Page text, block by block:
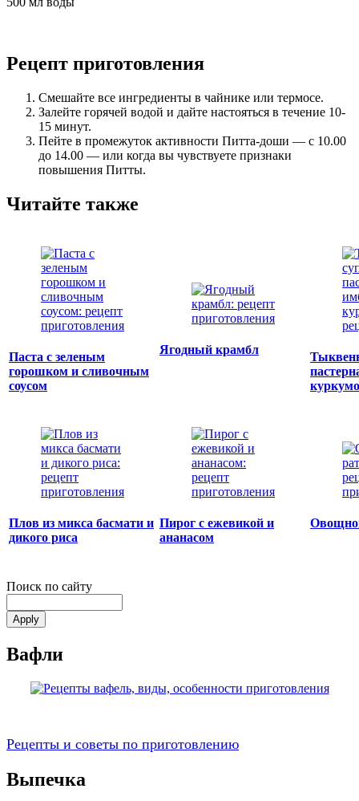
Рецепт приготовления
Смешайте все ингредиенты в чайнике или термосе.
Залейте горячей водой и дайте настояться в течение 10-
15 минут.
Пейте в промежуток активности Питта-доши — с 10.00
до 14.00 — или когда вы чувствуете признаки
повышения Питты.
Читайте также
Паста с зеленым
горошком и сливочным
соусом
Ягодный крамбл
Плов из микса басмати и
дикого риса
Пирог с ежевикой и
ананасом
Поиск по сайту
Вафли
Рецепты и советы по приготовлению
Выпечка